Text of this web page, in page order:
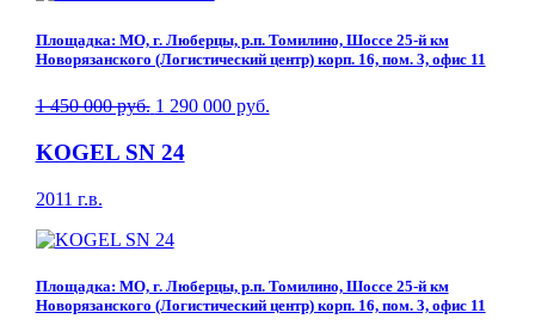
Площадка: МО, г. Люберцы, р.п. Томилино, Шоссе 25-й км
Новорязанского (Логистический центр) корп. 16, пом. 3, офис 11
1 450 000 руб. 1 290 000 руб.
KOGEL SN 24
2011 г.в.
Площадка: МО, г. Люберцы, р.п. Томилино, Шоссе 25-й км
Новорязанского (Логистический центр) корп. 16, пом. 3, офис 11